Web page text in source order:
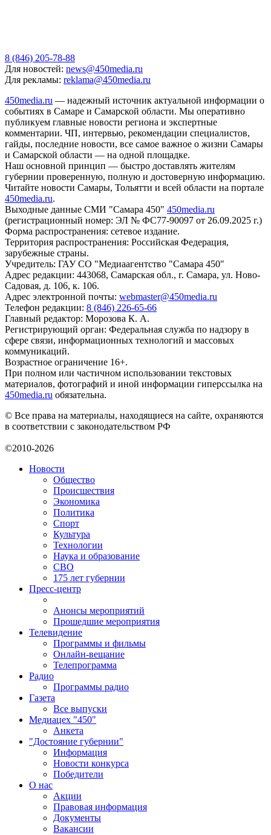
8 (846) 205-78-88
Для новостей: news@450media.ru
Для рекламы: reklama@450media.ru
450media.ru — надежный источник актуальной информации о
событиях в Самаре и Самарской области. Мы оперативно
публикуем главные новости региона и экспертные
комментарии. ЧП, интервью, рекомендации специалистов,
гайды, последние новости, все самое важное о жизни Самары
и Самарской области — на одной площадке.
Наш основной принцип — быстро доставлять жителям
губернии проверенную, полную и достоверную информацию.
Читайте новости Самары, Тольятти и всей области на портале
450media.ru.
Выходные данные СМИ "Самара 450" 450media.ru
(регистрационный номер: ЭЛ № ФС77-90097 от 26.09.2025 г.)
Форма распространения: сетевое издание.
Территория распространения: Российская Федерация,
зарубежные страны.
Учредитель: ГАУ СО "Медиаагентство "Самара 450"
Адрес редакции: 443068, Самарская обл., г. Самара, ул. Ново-
Садовая, д. 106, к. 106.
Адрес электронной почты: webmaster@450media.ru
Телефон редакции: 8 (846) 226-65-66
Главный редактор: Морозова К. А.
Регистрирующий орган: Федеральная служба по надзору в
сфере связи, информационных технологий и массовых
коммуникаций.
Возрастное ограничение 16+.
При полном или частичном использовании текстовых
материалов, фотографий и иной информации гиперссылка на
450media.ru обязательна.
© Все права на материалы, находящиеся на сайте, охраняются
в соответствии с законодательством РФ
©2010-2026
Новости
Общество
Происшествия
Экономика
Политика
Спорт
Культура
Технологии
Наука и образование
СВО
175 лет губернии
Пресс-центр
Анонсы мероприятий
Прошедшие мероприятия
Телевидение
Программы и фильмы
Онлайн-вещание
Телепрограмма
Радио
Программы радио
Газета
Все выпуски
Медиацех "450"
Анкета
"Достояние губернии"
Информация
Новости конкурса
Победители
О нас
Акции
Правовая информация
Документы
Вакансии